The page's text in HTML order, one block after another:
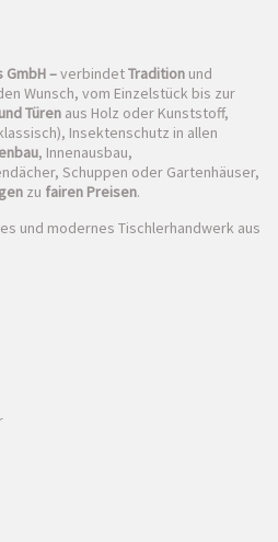
GmbH –verbindetTradition und
Wunsch, vom Einzelstück bis zur
Türen aus Holz oder Kunststoff,
Insektenschutz in allen
, Innenausbau,
Schuppen oder Gartenhäuser,
zu fairen Preisen.
und modernes Tischlerhandwerk aus